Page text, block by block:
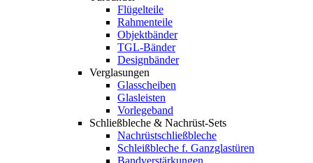
Flügelteile
Rahmenteile
Objektbänder
TGL-Bänder
Designbänder
Verglasungen
Glasscheiben
Glasleisten
Vorlegeband
Schließbleche & Nachrüst-Sets
Nachrüstschließbleche
Schleißbleche f. Ganzglastüren
Bandverstärkungen